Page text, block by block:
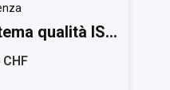
qualità ISO